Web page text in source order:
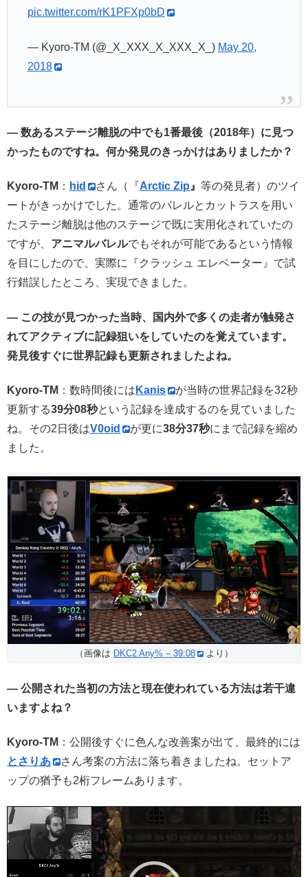
pic.twitter.com/rK1PFXp0bD
— Kyoro-TM (@_X_XXX_X_XXX_X_) May 20,
2018
— 数あるステージ離脱の中でも1番最後（2018年）に見つ
かったものですね。何か発見のきっかけはありましたか？
Kyoro-TM ： hid さん（『Arctic Zip 』 等の発見者）のツイ
ートがきっかけでした。通常のバレルとカットラスを用い
たステージ離脱は他のステージで既に実用化されていたの
ですが、 アニマルバレルでもそれが可能であるという情報
を目にしたので、実際に『クラッシュ エレベーター』で試
行錯誤したところ、実現できました。
— この技が見つかった当時、国内外で多くの走者が触発さ
れてアクティブに記録狙いをしていたのを覚えています。
発見後すぐに世界記録も更新されましたよね。
Kyoro-TM ：数時間後には Kanis
が当時の世界記録を32秒
更新する39分08秒という記録を達成するのを見ていました
ね。その2日後はV0oid が更に38分37秒にまで記録を縮め
ました。
（画像は DKC2 Any% – 39:08 より）
— 公開された当初の方法と現在使われている方法は若干違
いますよね？
Kyoro-TM ：公開後すぐに色んな改善案が出て、最終的には
とさりあ
さん考案の方法に落ち着きましたね。セットア
ップの猶予も2桁フレームあります。
動
画
レ